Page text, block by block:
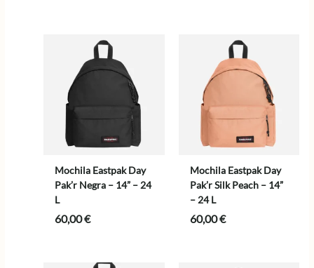
Mochila Eastpak Day
Pak’r Negra – 14” – 24
L
60,00€
Mochila Eastpak Day
Pak’r Silk Peach – 14”
– 24 L
60,00€